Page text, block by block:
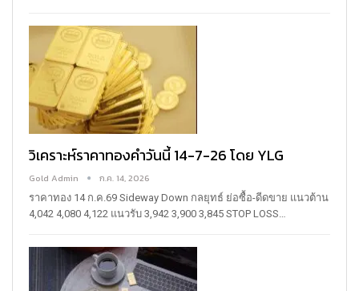
วิเคราะห์ราคาทองคำวันนี้ 14-7-26 โดย YLG
Gold Admin ก.ค. 14, 2026
ราคาทอง 14 ก.ค.69 Sideway Down กลยุทธ์ ย่อซื้อ-ดีดขาย แนวต้าน
4,042 4,080 4,122 แนวรับ 3,942 3,900 3,845 STOP LOSS